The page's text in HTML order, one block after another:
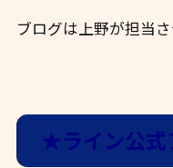
ブログは上野が担当
★ライン公式